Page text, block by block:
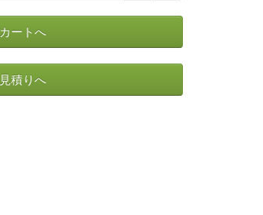
カートへ
見積りへ